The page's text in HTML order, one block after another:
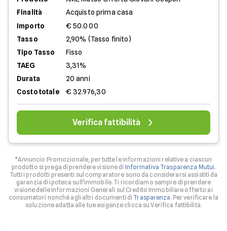
Finalità
Acquisto prima casa
Importo
€ 50.000
Tasso
2,90% (Tasso finito)
Tipo Tasso
Fisso
TAEG
3,31%
Durata
20 anni
Costo totale
€ 32.976,30
Verifica fattibilità
*Annuncio Promozionale, per tutte le informazioni relative a ciascun
prodotto si prega di prendere visione di Informativa Trasparenza Mutui.
Tutti i prodotti presenti sul comparatore sono da considerarsi assistiti da
garanzia di ipoteca sull'immobile. Ti ricordiamo sempre di prendere
visione delle Informazioni Generali sul Credito Immobiliare offerto ai
consumatori nonché agli altri documenti di Trasparenza . Per verificare la
soluzione adatta alle tue esigenze clicca su Verifica fattibilità.